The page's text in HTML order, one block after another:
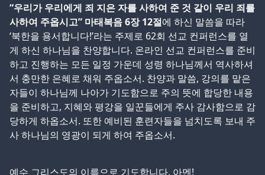
“우리가 우리에게 죄 지은 자를 사하여 준 것 같이 우리 죄를
사하여 주옵시고” 마태복음 6장 12절에 하신 말씀을 따라
‘북한을 용서합니다!’라는 주제로 62회 선교 컨퍼런스를 열
게 하신 하나님을 찬양합니다. 온라인 선교 컨퍼런스를 준비
하고 진행하는 모든 일정 가운데 성령 하나님께서 역사하셔
서 충만한 은혜로 채워 주옵소서. 찬양과 말씀, 강의를 맡은
자들이 하나님께 나아가 기도함으로 주의 뜻에 합당한 내용
을 준비하고, 지혜와 평강을 일꾼들에게 주사 감사함으로 감
당하게 하옵소서. 또한 예비된 훈련자들을 넘치도록 보내 주
사 하나님의 영광이 되게 하여 주옵소서.
예수 그리스도의 이름으로 기도합니다. 아멘!